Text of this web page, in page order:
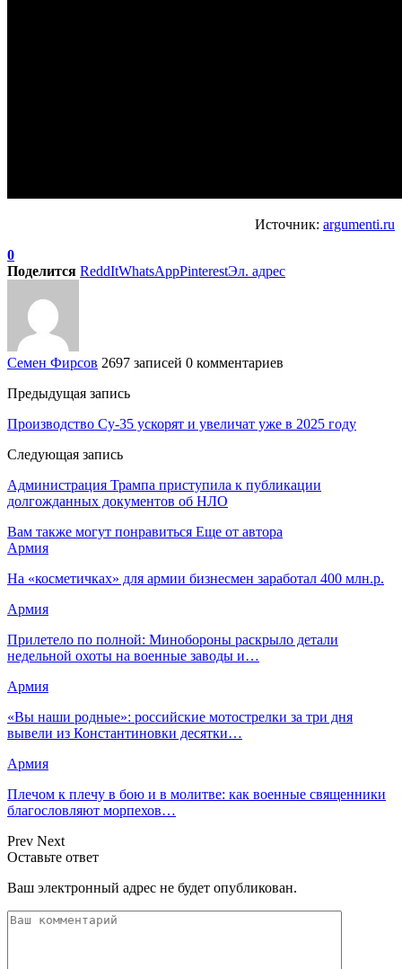
Источник: argumenti.ru
0
Поделится ReddItWhatsAppPinterestЭл. адрес
Семен Фирсов 2697 записей 0 комментариев
Предыдущая запись
Производство Су-35 ускорят и увеличат уже в 2025 году
Следующая запись
Администрация Трампа приступила к публикации
долгожданных документов об НЛО
Вам также могут понравиться Еще от автора
Армия
На «косметичках» для армии бизнесмен заработал 400 млн.р.
Армия
Прилетело по полной: Минобороны раскрыло детали
недельной охоты на военные заводы и…
Армия
«Вы наши родные»: российские мотострелки за три дня
вывели из Константиновки десятки…
Армия
Плечом к плечу в бою и в молитве: как военные священники
благословляют морпехов…
Prev Next
Оставьте ответ
Ваш электронный адрес не будет опубликован.